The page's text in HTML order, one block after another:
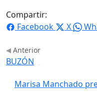
Compartir:
Facebook
X
Anterior
BUZÓN
Marisa Manchado